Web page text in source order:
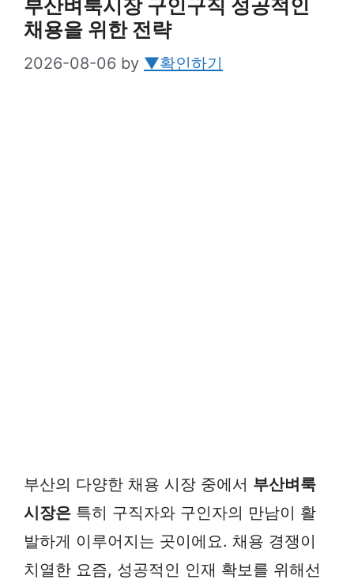
부산벼룩시장 구인구직 성공적인
채용을 위한 전략
2026-08-06 by ▼확인하기
부산의 다양한 채용 시장 중에서 부산벼룩
시장은 특히 구직자와 구인자의 만남이 활
발하게 이루어지는 곳이에요. 채용 경쟁이
치열한 요즘, 성공적인 인재 확보를 위해선